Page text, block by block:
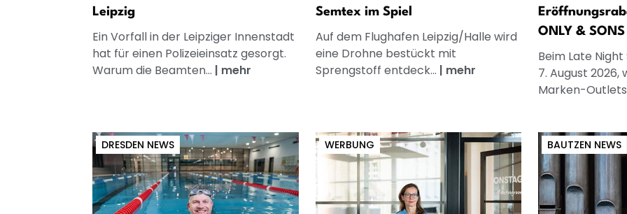
Leipzig
Ein Vorfall in der Leipziger Innenstadt
hat für einen Polizeieinsatz gesorgt.
Warum die Beamten... | mehr
Semtex im Spiel
Auf dem Flughafen Leipzig/Halle wird
eine Drohne bestückt mit
Sprengstoff entdeck... | mehr
ONLY & SONS
Beim Late
7. August 2026,
Marken-
DRESDEN NEWS WERBUNG BAUTZEN NEWS